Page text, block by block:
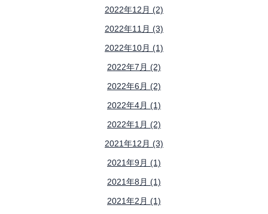
2022年12月 (2)
2022年11月 (3)
2022年10月 (1)
2022年7月 (2)
2022年6月 (2)
2022年4月 (1)
2022年1月 (2)
2021年12月 (3)
2021年9月 (1)
2021年8月 (1)
2021年2月 (1)